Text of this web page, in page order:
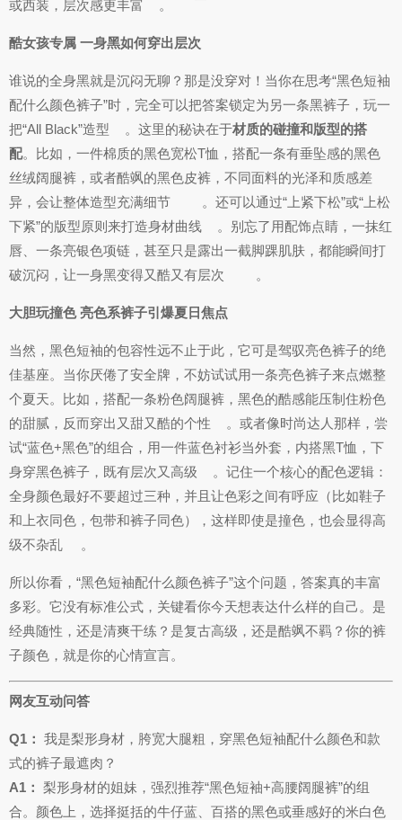
或西装，层次感更丰富
。
酷女孩专属 一身黑如何穿出层次
谁说的全身黑就是沉闷无聊？那是没穿对！当你在思考“黑色短袖
配什么颜色裤子”时，完全可以把答案锁定为另一条黑裤子，玩一
把“All Black”造型
。这里的秘诀在于材质的碰撞和版型的搭
配。比如，一件棉质的黑色宽松T恤，搭配一条有垂坠感的黑色
丝绒阔腿裤，或者酷飒的黑色皮裤，不同面料的光泽和质感差
异，会让整体造型充满细节
。还可以通过“上紧下松”或“上松
下紧”的版型原则来打造身材曲线
。别忘了用配饰点睛，一抹红
唇、一条亮银色项链，甚至只是露出一截脚踝肌肤，都能瞬间打
破沉闷，让一身黑变得又酷又有层次
。
大胆玩撞色 亮色系裤子引爆夏日焦点
当然，黑色短袖的包容性远不止于此，它可是驾驭亮色裤子的绝
佳基座。当你厌倦了安全牌，不妨试试用一条亮色裤子来点燃整
个夏天。比如，搭配一条粉色阔腿裤，黑色的酷感能压制住粉色
的甜腻，反而穿出又甜又酷的个性
。或者像时尚达人那样，尝
试“蓝色+黑色”的组合，用一件蓝色衬衫当外套，内搭黑T恤，下
身穿黑色裤子，既有层次又高级
。记住一个核心的配色逻辑：
全身颜色最好不要超过三种，并且让色彩之间有呼应（比如鞋子
和上衣同色，包带和裤子同色），这样即使是撞色，也会显得高
级不杂乱
。
所以你看，“黑色短袖配什么颜色裤子”这个问题，答案真的丰富
多彩。它没有标准公式，关键看你今天想表达什么样的自己。是
经典随性，还是清爽干练？是复古高级，还是酷飒不羁？你的裤
子颜色，就是你的心情宣言。
网友互动问答
Q1： 我是梨形身材，胯宽大腿粗，穿黑色短袖配什么颜色和款
式的裤子最遮肉？
A1： 梨形身材的姐妹，强烈推荐“黑色短袖+高腰阔腿裤”的组
合。颜色上，选择挺括的牛仔蓝、百搭的黑色或垂感好的米白色